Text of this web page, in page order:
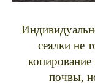
сеялки не
копирование
почвы,